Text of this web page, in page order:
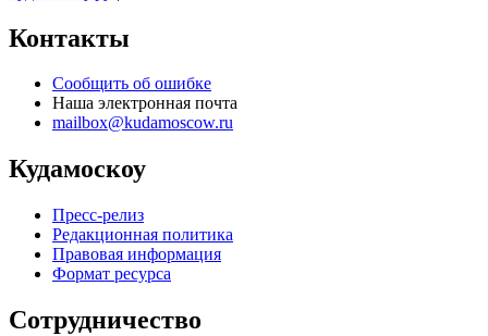
Контакты
Сообщить об ошибке
Наша электронная почта
mailbox@kudamoscow.ru
Кудамоскоу
Пресс-релиз
Редакционная политика
Правовая информация
Формат ресурса
Сотрудничество